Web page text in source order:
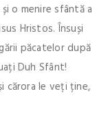
o menire sfântă a
Hristos. Însuși
păcatelor după
Duh Sfânt!
cărora le veți ține,